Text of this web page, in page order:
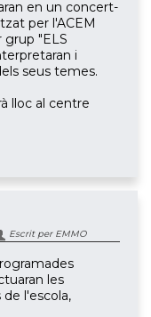
en un concert-
per l'ACEM
grup "ELS
i
seus temes.
lloc al centre
Escrit per EMMO
les
l'escola,